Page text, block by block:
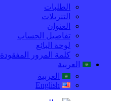
الطلبات
التنزيلات
العنوان
تفاصيل الحساب
لوحة البائع
كلمة المرور المفقودة
العربية
العربية
English